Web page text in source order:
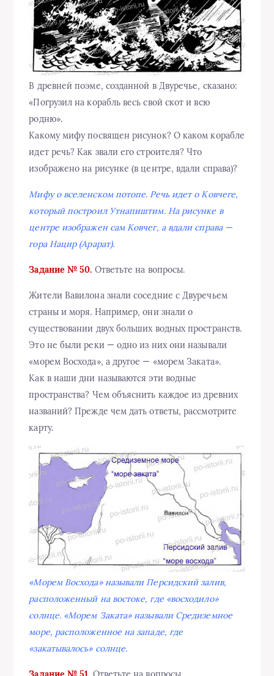
В древней поэме, созданной в Двуречье, сказано:
«Погрузил на корабль весь свой скот и всю
родню».
Какому мифу посвящен рисунок? О каком корабле
идет речь? Как звали его строителя? Что
изображено на рисунке (в центре, вдали справа)?
Мифу о вселенском потопе. Речь идет о Ковчеге,
который построил Утнапиштим. На рисунке в
центре изображен сам Ковчег, а вдали справа —
гора Нацир (Арарат).
Задание № 50. Ответьте на вопросы.
Жители Вавилона знали соседние с Двуречьем
страны и моря. Например, они знали о
существовании двух больших водных пространств.
Это не были реки — одно из них они называли
«морем Восхода», а другое — «морем Заката».
Как в наши дни называются эти водные
пространства? Чем объяснить каждое из древних
названий? Прежде чем дать ответы, рассмотрите
карту.
«Морем Восхода» называли Персидский залив,
расположенный на востоке, где «восходило»
солнце. «Морем Заката» называли Средиземное
море, расположенное на западе, где
«закатывалось» солнце.